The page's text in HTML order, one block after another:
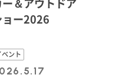
ー＆アウトドア
ョー2026
ベント